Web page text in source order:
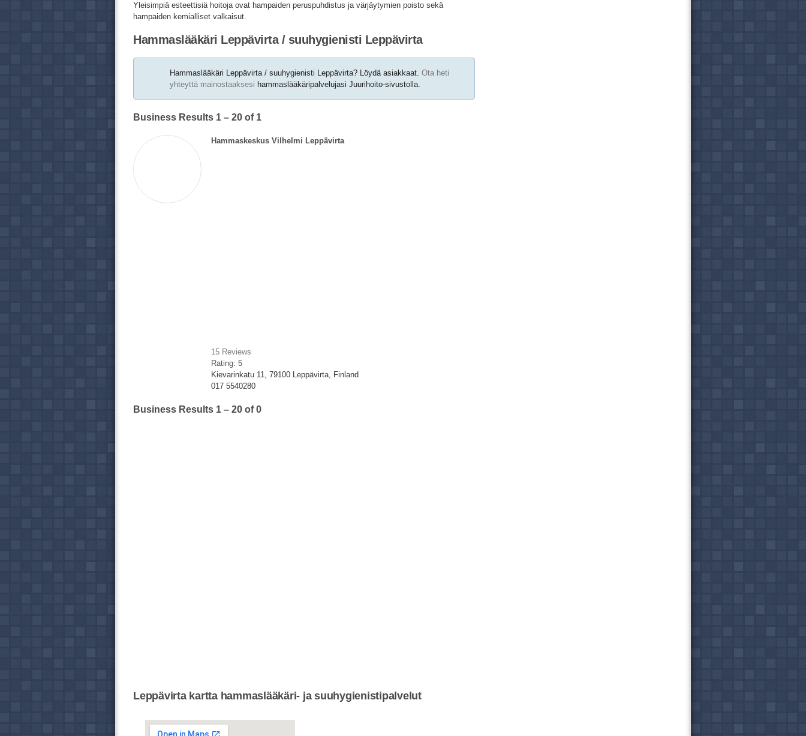
Yleisimpiä esteettisiä hoitoja ovat hampaiden peruspuhdistus ja värjäytymien poisto sekä
hampaiden kemialliset valkaisut.
Hammaslääkäri Leppävirta / suuhygienisti Leppävirta
Hammaslääkäri Leppävirta / suuhygienisti Leppävirta? Löydä asiakkaat. Ota heti
yhteyttä mainostaaksesi hammaslääkäripalvelujasi Juurihoito-sivustolla.
Business Results 1 – 20 of 1
Hammaskeskus Vilhelmi Leppävirta
15 Reviews
Rating: 5
Kievarinkatu 11, 79100 Leppävirta, Finland
017 5540280
Business Results 1 – 20 of 0
Leppävirta kartta hammaslääkäri- ja suuhygienistipalvelut